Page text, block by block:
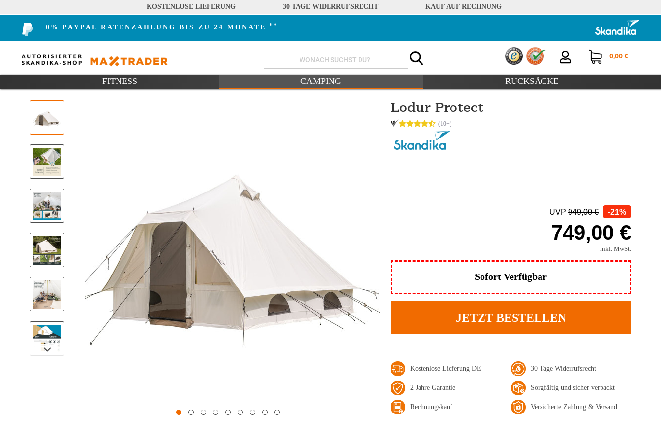
KOSTENLOSE LIEFERUNG 30 TAGE WIDERRUFSRECHT KAUF AUF RECHNUNG
0% PAYPAL RATENZAHLUNG BIS ZU 24 MONATE **
0,00 €
FITNESS CAMPING RUCKSÄCKE
Lodur Protect
UVP 949,00 € -21%
749,00 €
inkl. MwSt.
Sofort Verfügbar
JETZT BESTELLEN
Kostenlose Lieferung DE
2 Jahre Garantie
Rechnungskauf
30 Tage Widerrufsrecht
Sorgfältig und sicher verpackt
Versicherte Zahlung & Versand